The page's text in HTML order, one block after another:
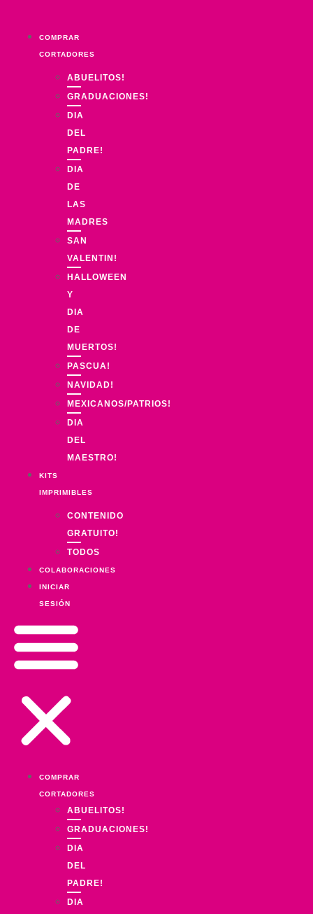
contenidoCOMPRAR
CORTADORES
ABUELITOS!
GRADUACIONES!
DIA
DEL
PADRE!
DIA
DE
LAS
MADRES
SAN
VALENTIN!
HALLOWEEN
Y
DIA
DE
MUERTOS!
PASCUA!
NAVIDAD!
MEXICANOS/PATRIOS!
DIA
DEL
MAESTRO!
KITS
IMPRIMIBLES
CONTENIDO
GRATUITO!
TODOS
COLABORACIONES
INICIAR
SESIÓN
COMPRAR
CORTADORES
ABUELITOS!
GRADUACIONES!
DIA
DEL
PADRE!
DIA